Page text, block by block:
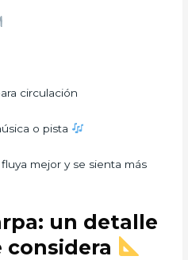
circulación
o pista
mejor y se sienta más
un detalle
considera